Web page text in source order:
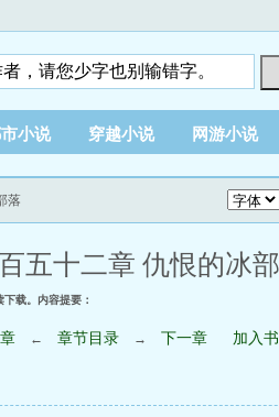
小说 穿越小说 网游小说
落
五十二章 仇恨的冰
载。内容提要：
← 章节目录 → 下一章 加入